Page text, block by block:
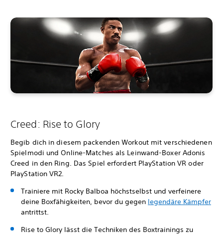
Creed: Rise to Glory
Begib dich in diesem packenden Workout mit verschiedenen
Spielmodi und Online-Matches als Leinwand-Boxer Adonis
Creed in den Ring. Das Spiel erfordert PlayStation VR oder
PlayStation VR2.
Trainiere mit Rocky Balboa höchstselbst und verfeinere
deine Boxfähigkeiten, bevor du gegen legendäre Kämpfer
antrittst.
Rise to Glory lässt die Techniken des Boxtrainings zu